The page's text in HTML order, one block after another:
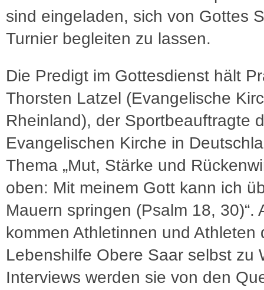
sind eingeladen, sich von Gottes
Turnier begleiten zu lassen.
Die Predigt im Gottesdienst hält
Thorsten Latzel (Evangelische
Rheinland), der Sportbeauftragte
Evangelischen Kirche in
Thema „Mut, Stärke und
oben: Mit meinem Gott kann ich
Mauern springen (Psalm 18, 30)“.
kommen Athletinnen und Athleten
Lebenshilfe Obere Saar selbst zu
Interviews werden sie von den